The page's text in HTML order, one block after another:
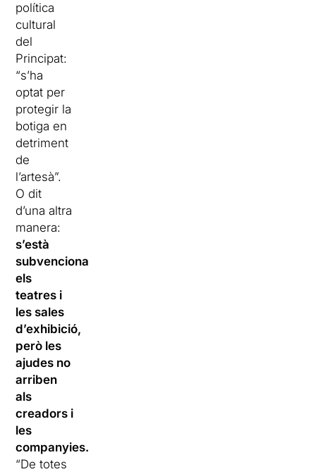
política
cultural
del
Principat:
“s’ha
optat per
protegir la
botiga en
detriment
de
l’artesà”.
O dit
d’una altra
manera:
s’està
subvencionant
els
teatres i
les sales
d’exhibició,
però les
ajudes no
arriben
als
creadors i
les
companyies.
“De totes